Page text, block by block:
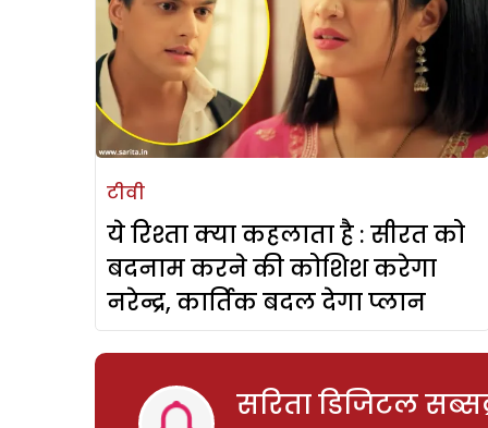
टीवी
ये रिश्ता क्या कहलाता है : सीरत को
बदनाम करने की कोशिश करेगा
नरेन्द्र, कार्तिक बदल देगा प्लान
सरिता डिजिटल